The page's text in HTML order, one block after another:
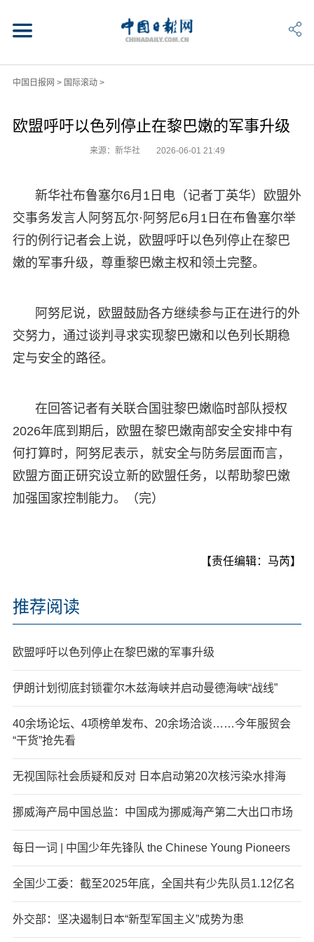
中国日报网 > 国际滚动>
欧盟呼吁以色列停止在黎巴嫩的军事升级
来源：新华社 2026-06-01 21:49
新华社布鲁塞尔6月1日电（记者丁英华）欧盟外
交事务发言人阿努瓦尔·阿努尼6月1日在布鲁塞尔举
行的例行记者会上说，欧盟呼吁以色列停止在黎巴
嫩的军事升级，尊重黎巴嫩主权和领土完整。
阿努尼说，欧盟鼓励各方继续参与正在进行的外
交努力，通过谈判寻求实现黎巴嫩和以色列长期稳
定与安全的路径。
在回答记者有关联合国驻黎巴嫩临时部队授权
2026年底到期后，欧盟在黎巴嫩南部安全安排中有
何打算时，阿努尼表示，就安全与防务层面而言，
欧盟方面正研究设立新的欧盟任务，以帮助黎巴嫩
加强国家控制能力。（完）
【责任编辑：马芮】
推荐阅读
欧盟呼吁以色列停止在黎巴嫩的军事升级
伊朗计划彻底封锁霍尔木兹海峡并启动曼德海峡“战线”
40余场论坛、4项榜单发布、20余场洽谈……今年服贸会
“干货”抢先看
无视国际社会质疑和反对 日本启动第20次核污染水排海
挪威海产局中国总监：中国成为挪威海产第二大出口市场
每日一词 | 中国少年先锋队 the Chinese Young Pioneers
全国少工委：截至2025年底，全国共有少先队员1.12亿名
外交部：坚决遏制日本“新型军国主义”成势为患